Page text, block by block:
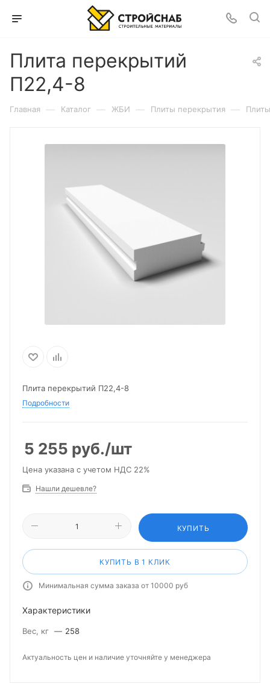
Плита перекрытий
П22,4-8
Главная — Каталог — ЖБИ — Плиты перекрытия —
Плита перекрытий П22,4-8
Подробности
5 255 руб./шт
Цена указана с учетом НДС 22%
Нашли дешевле?
КУПИТЬ
КУПИТЬ В 1 КЛИК
Минимальная сумма заказа от 10000 руб
Характеристики
Вес, кг — 258
Актуальность цен и наличие уточняйте у менеджера